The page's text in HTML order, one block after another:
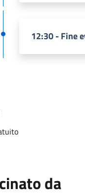
12:30 - Fine
da